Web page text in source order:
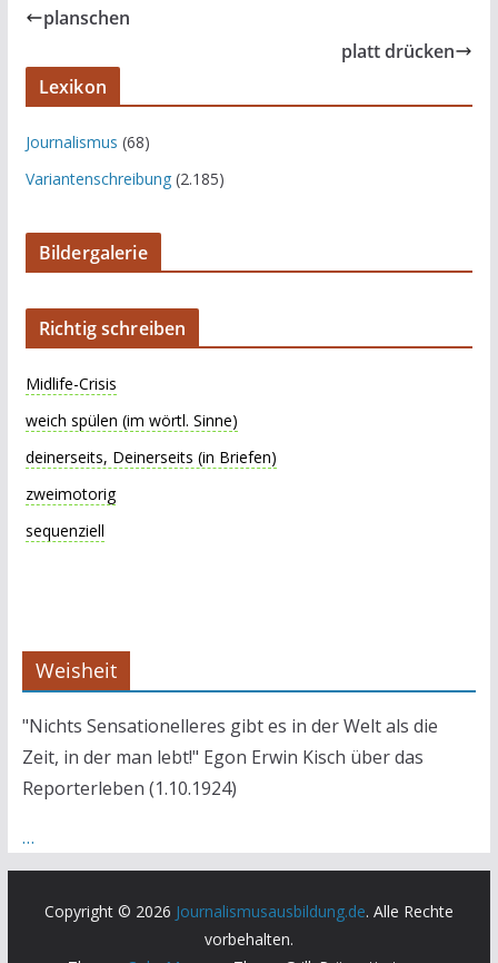
planschen
platt drücken
Lexikon
Journalismus (68)
Variantenschreibung(2.185)
Bildergalerie
Richtig schreiben
Midlife-Crisis
weich spülen (im wörtl. Sinne)
deinerseits, Deinerseits (in Briefen)
zweimotorig
sequenziell
Weisheit
"Nichts Sensationelleres gibt es in der Welt als die
Zeit, in der man lebt!" Egon Erwin Kisch über das
Reporterleben (1.10.1924)
…
Copyright © 2026 Journalismusausbildung.de. Alle Rechte
vorbehalten.